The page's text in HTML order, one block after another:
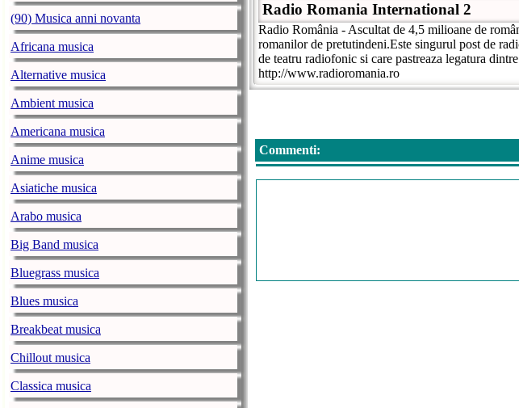
(90) Musica anni novanta
Africana musica
Alternative musica
Ambient musica
Americana musica
Anime musica
Asiatiche musica
Arabo musica
Big Band musica
Bluegrass musica
Blues musica
Breakbeat musica
Chillout musica
Classica musica
Radio Romania International 2
Radio România - Ascultat de 4,5 milioane de
romanilor de pretutindeni.Este singurul post de
de teatru radiofonic si care pastreaza legatura
http://www.radioromania.ro
Commenti: